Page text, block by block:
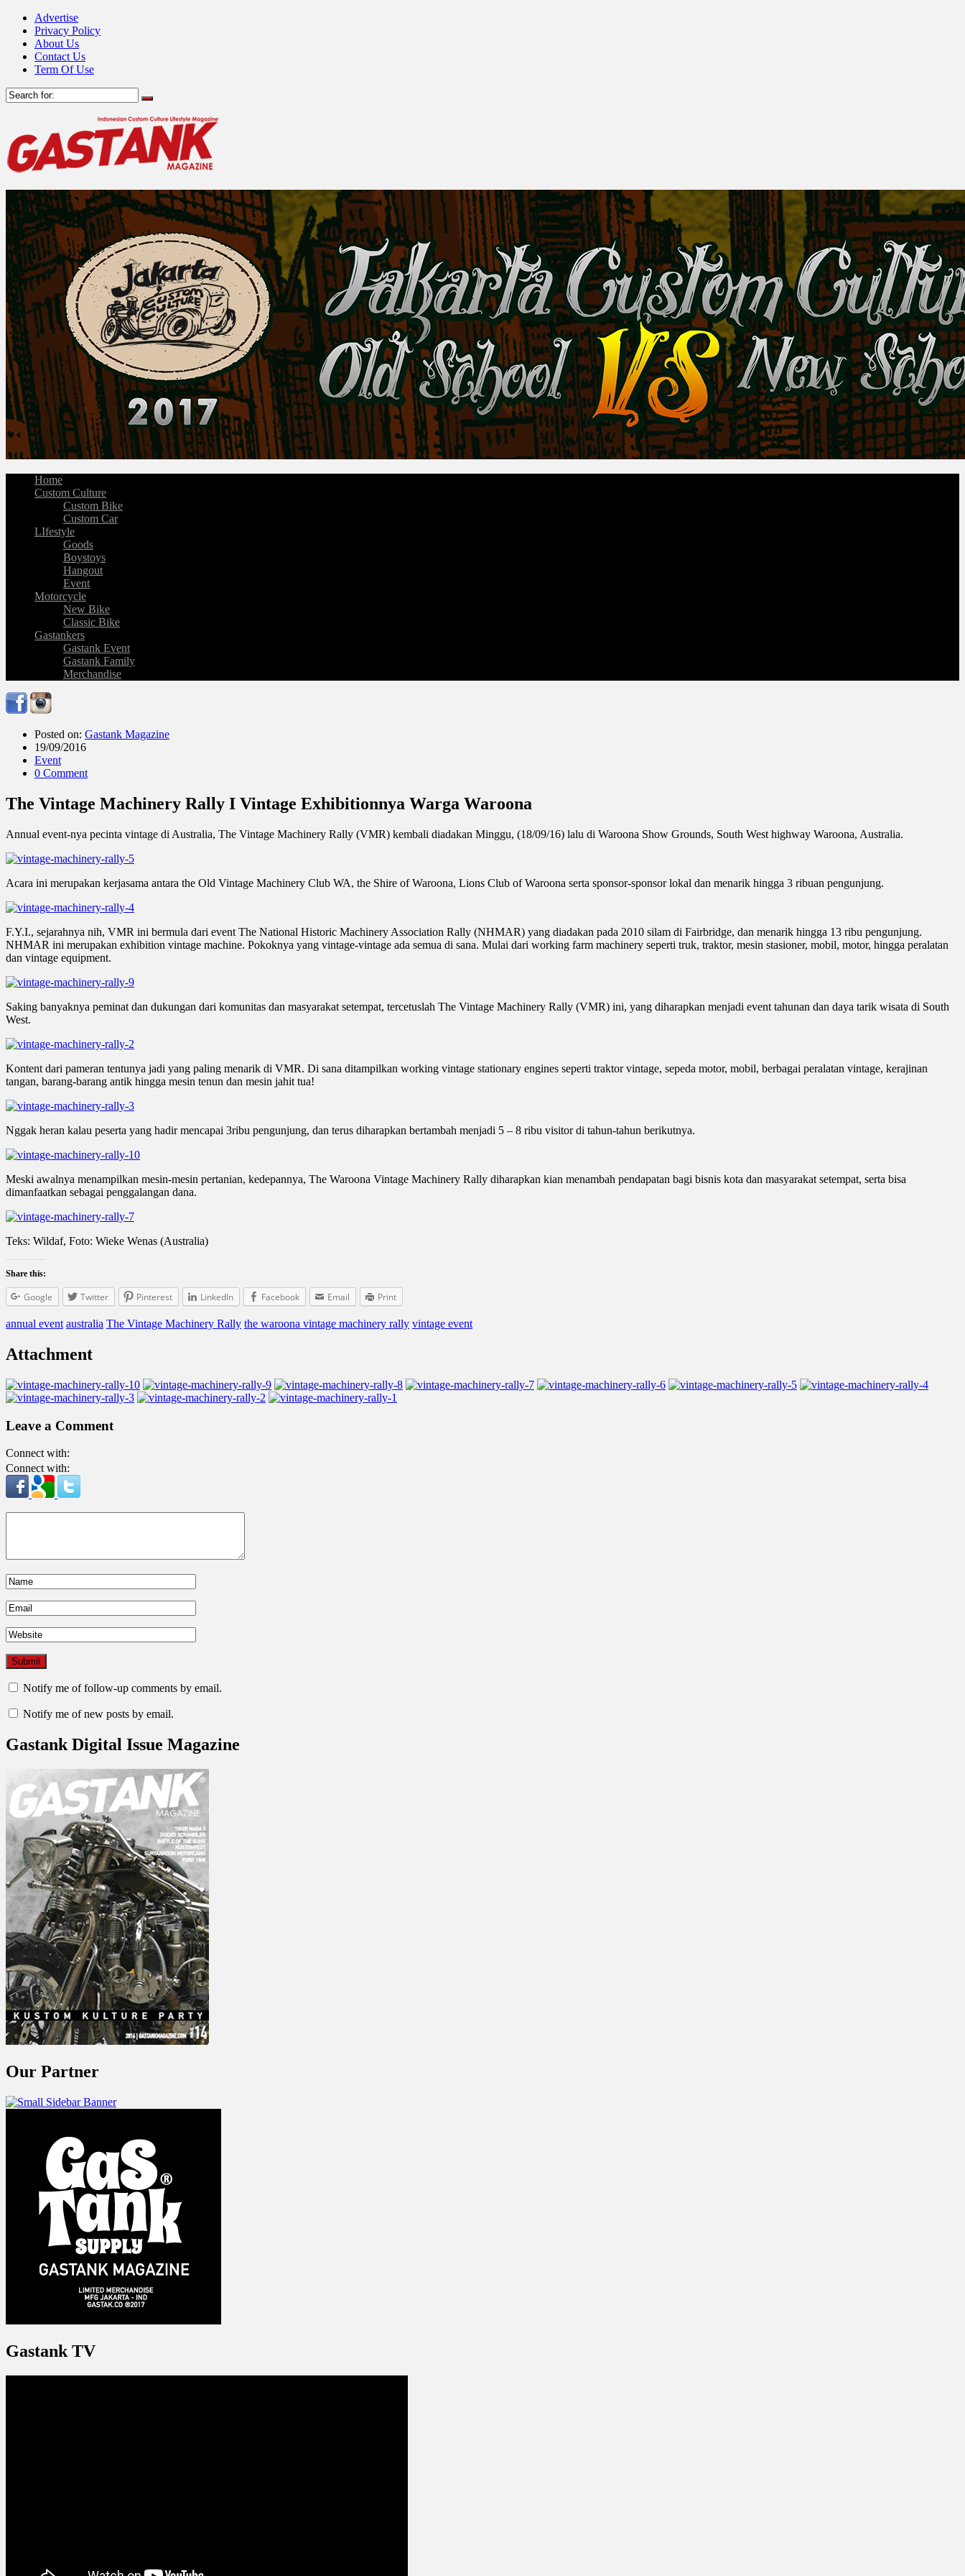
Advertise
Privacy Policy
About Us
Contact Us
Term Of Use
Home
Custom Culture
Custom Bike
Custom Car
LIfestyle
Goods
Boystoys
Hangout
Event
Motorcycle
New Bike
Classic Bike
Gastankers
Gastank Event
Gastank Family
Merchandise
Posted on: Gastank Magazine
19/09/2016
Event
0 Comment
The Vintage Machinery Rally I Vintage Exhibitionnya Warga Waroona
Annual event-nya pecinta vintage di Australia, The Vintage Machinery Rally (VMR) kembali diadakan Minggu, (18/09/16) lalu di Waroona Show Grounds, South West highway Waroona, Australia.
Acara ini merupakan kerjasama antara the Old Vintage Machinery Club WA, the Shire of Waroona, Lions Club of Waroona serta sponsor-sponsor lokal dan menarik hingga 3 ribuan pengunjung.
F.Y.I., sejarahnya nih, VMR ini bermula dari event The National Historic Machinery Association Rally (NHMAR) yang diadakan pada 2010 silam di Fairbridge, dan menarik hingga 13 ribu pengunjung.
NHMAR ini merupakan exhibition vintage machine. Pokoknya yang vintage-vintage ada semua di sana. Mulai dari working farm machinery seperti truk, traktor, mesin stasioner, mobil, motor, hingga peralatan
dan vintage equipment.
Saking banyaknya peminat dan dukungan dari komunitas dan masyarakat setempat, tercetuslah The Vintage Machinery Rally (VMR) ini, yang diharapkan menjadi event tahunan dan daya tarik wisata di South
West.
Kontent dari pameran tentunya jadi yang paling menarik di VMR. Di sana ditampilkan working vintage stationary engines seperti traktor vintage, sepeda motor, mobil, berbagai peralatan vintage, kerajinan
tangan, barang-barang antik hingga mesin tenun dan mesin jahit tua!
Nggak heran kalau peserta yang hadir mencapai 3ribu pengunjung, dan terus diharapkan bertambah menjadi 5 – 8 ribu visitor di tahun-tahun berikutnya.
Meski awalnya menampilkan mesin-mesin pertanian, kedepannya, The Waroona Vintage Machinery Rally diharapkan kian menambah pendapatan bagi bisnis kota dan masyarakat setempat, serta bisa
dimanfaatkan sebagai penggalangan dana.
Teks: Wildaf, Foto: Wieke Wenas (Australia)
Share this:
Google Twitter Pinterest LinkedIn Facebook Email Print
annual event australia The Vintage Machinery Rally the waroona vintage machinery rally vintage event
Attachment
Leave a Comment
Connect with:
Connect with:
Notify me of follow-up comments by email.
Notify me of new posts by email.
Gastank Digital Issue Magazine
Our Partner
Gastank TV